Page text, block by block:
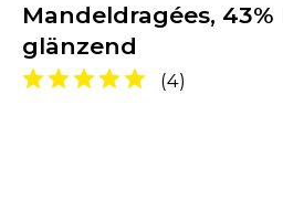
Mandeldragées,
glänzend
(4)